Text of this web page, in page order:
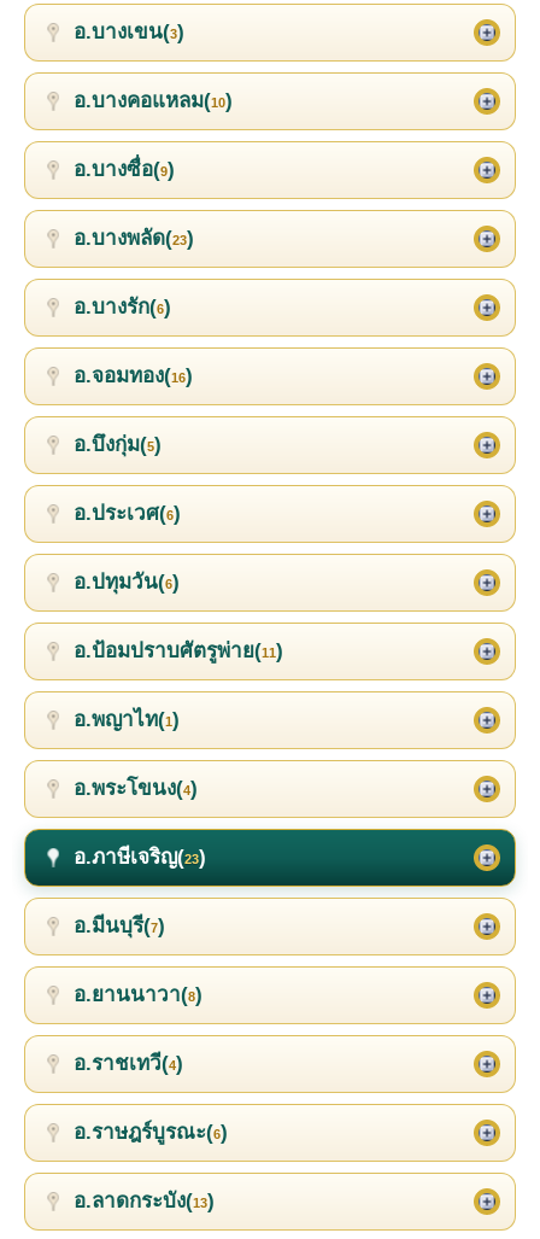
อ.บางเขน(3)
อ.บางคอแหลม(10)
อ.บางซื่อ(9)
อ.บางพลัด(23)
อ.บางรัก(6)
อ.จอมทอง(16)
อ.บึงกุ่ม(5)
อ.ประเวศ(6)
อ.ปทุมวัน(6)
อ.ป้อมปราบศัตรูพ่าย(11)
อ.พญาไท(1)
อ.พระโขนง(4)
อ.ภาษีเจริญ(23)
อ.มีนบุรี(7)
อ.ยานนาวา(8)
อ.ราชเทวี(4)
อ.ราษฎร์บูรณะ(6)
อ.ลาดกระบัง(13)